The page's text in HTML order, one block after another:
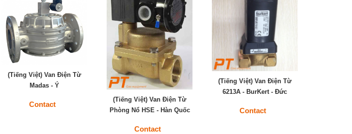
(Tiếng Việt) Van Điện Từ
Madas - Ý
Contact
(Tiếng Việt) Van Điện Từ
Phòng Nổ HSE - Hàn Quốc
Contact
(Tiếng Việt) Van Điện Từ
6213A - BurKert - Đức
Contact